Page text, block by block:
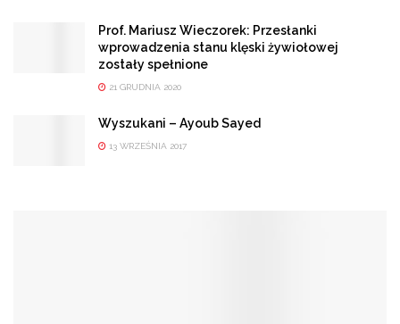
Prof. Mariusz Wieczorek: Przesłanki
wprowadzenia stanu klęski żywiołowej
zostały spełnione
21 GRUDNIA 2020
Wyszukani – Ayoub Sayed
13 WRZEŚNIA 2017